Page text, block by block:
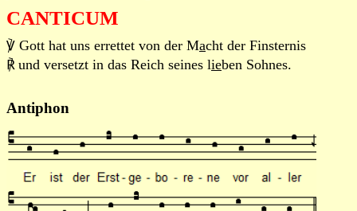
CANTICUM
℣ Gott hat uns errettet von der Macht der Finsternis
℟ und versetzt in das Reich seines lieben Sohnes.
Antiphon